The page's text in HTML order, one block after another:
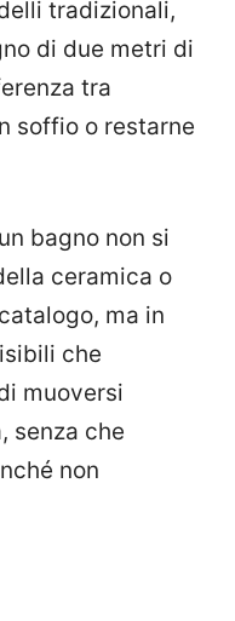
tradizionali,
di due metri di
tra
soffio o restarne
bagno non si
ceramica o
ma in
che
muoversi
senza che
non